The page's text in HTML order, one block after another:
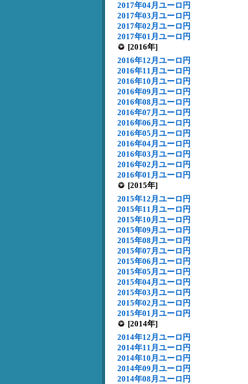
2017年04月ユーロ円
2017年03月ユーロ円
2017年02月ユーロ円
2017年01月ユーロ円
[2016年]
2016年12月ユーロ円
2016年11月ユーロ円
2016年10月ユーロ円
2016年09月ユーロ円
2016年08月ユーロ円
2016年07月ユーロ円
2016年06月ユーロ円
2016年05月ユーロ円
2016年04月ユーロ円
2016年03月ユーロ円
2016年02月ユーロ円
2016年01月ユーロ円
[2015年]
2015年12月ユーロ円
2015年11月ユーロ円
2015年10月ユーロ円
2015年09月ユーロ円
2015年08月ユーロ円
2015年07月ユーロ円
2015年06月ユーロ円
2015年05月ユーロ円
2015年04月ユーロ円
2015年03月ユーロ円
2015年02月ユーロ円
2015年01月ユーロ円
[2014年]
2014年12月ユーロ円
2014年11月ユーロ円
2014年10月ユーロ円
2014年09月ユーロ円
2014年08月ユーロ円